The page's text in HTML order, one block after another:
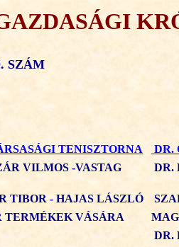
SZÁM
TENISZTORNA
DR.
VILMOS -VASTAG
DR.
TIBOR - HAJAS LÁSZLÓ
TERMÉKEK VÁSÁRA
DR.